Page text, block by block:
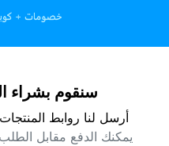
سنقوم بشراء
أرسل لنا روابط
يمكنك الدفع مقابل